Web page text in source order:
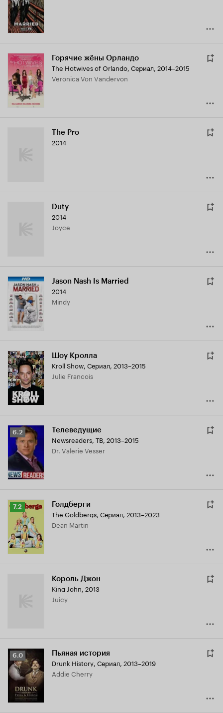
6.1
Горячие жёны Орландо
The Hotwives of Orlando, Сериал, 2014–2015
Veronica Von Vandervon
The Pro
2014
Duty
2014
Joyce
Jason Nash Is Married
2014
Mindy
Шоу Кролла
Kroll Show, Сериал, 2013–2015
Julie Francois
Рейтинг
Кинопоиска
6.2
6.2 Телеведущие
Newsreaders, ТВ, 2013–2015
Dr. Valerie Vesser
Рейтинг
Кинопоиска
7.2
7.2 Голдберги
The Goldbergs, Сериал, 2013–2023
Dean Martin
Король Джон
King John, 2013
Juicy
Рейтинг
Кинопоиска
6.0
6.0 Пьяная история
Drunk History, Сериал, 2013–2019
Addie Cherry